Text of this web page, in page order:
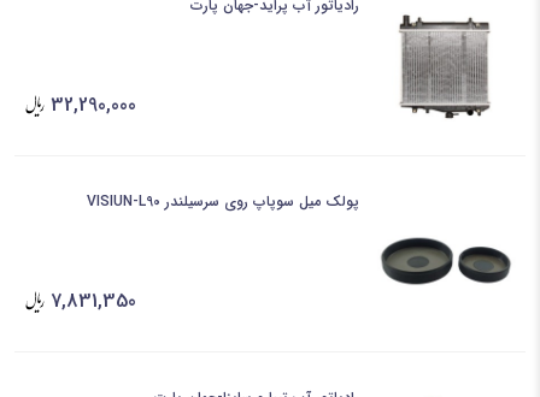
رادیاتور آب پراید-جهان پارت
32,290,000
پولک میل سوپاپ روی سرسیلندر VISIUN-L90
7,831,350